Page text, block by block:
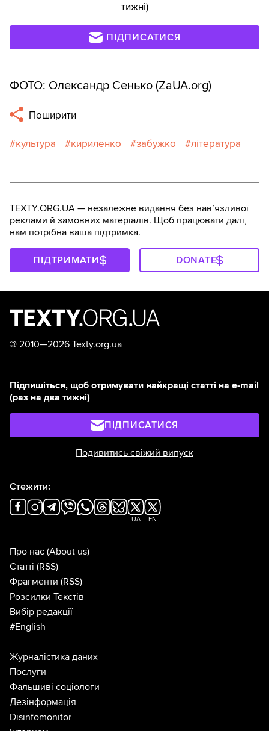
тижні)
ПІДПИСАТИСЯ
ФОТО: Олександр Сенько (ZaUA.org)
Поширити
культура кириленко забужко література
TEXTY.ORG.UA — незалежне видання без навʼязливої
реклами й замовних матеріалів. Щоб працювати далі,
нам потрібна ваша підтримка.
ПІДТРИМАТИ DONATE
© 2010—2026 Texty.org.ua
Підпишіться, щоб отримувати найкращі статті на e-mail
(раз на два тижні)
ПІДПИСАТИСЯ
Подивитись свіжий випуск
Стежити:
UA EN
Про нас (About us)
Статті (RSS)
Фрагменти (RSS)
Розсилки Текстів
Вибір редакції
#English
Журналістика даних
Послуги
Фальшиві соціологи
Дезінформація
Disinfomonitor